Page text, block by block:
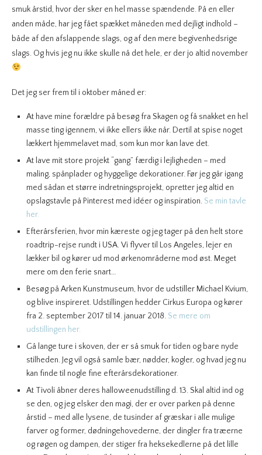
smuk årstid, hvor der sker en hel masse spændende. På en eller
anden måde, har jeg fået spækket måneden med dejligt indhold –
både af den afslappende slags, og af den mere begivenhedsrige
slags. Og hvis jeg nu ikke skulle nå det hele, er der jo altid november
Det jeg ser frem til i oktober måned er:
At have mine forældre på besøg fra Skagen og få snakket en hel
masse ting igennem, vi ikke ellers ikke når. Dertil at spise noget
lækkert hjemmelavet mad, som kun mor kan lave det.
At lave mit store projekt “gang” færdig i lejligheden – med
maling, spånplader og hyggelige dekorationer. Før jeg går igang
med sådan et større indretningsprojekt, opretter jeg altid en
opslagstavle på Pinterest med idéer og inspiration. Se min tavle
her.
Efterårsferien, hvor min kæreste og jeg tager på den helt store
roadtrip-rejse rundt i USA. Vi flyver til Los Angeles, lejer en
lækker bil og kører ud mod ørkenområderne mod øst. Meget
mere om den ferie snart…
Besøg på Arken Kunstmuseum, hvor de udstiller Michael Kvium,
og blive inspireret. Udstillingen hedder Cirkus Europa og kører
fra 2. september 2017 til 14. januar 2018. Se mere om
udstillingen her.
Gå lange ture i skoven, der er så smuk for tiden og bare nyde
stilheden. Jeg vil også samle bær, nødder, kogler, og hvad jeg nu
kan finde til nogle fine efterårsdekorationer.
At Tivoli åbner deres halloweenudstilling d. 13. Skal altid ind og
se den, og jeg elsker den magi, der er over parken på denne
årstid – med alle lysene, de tusinder af græskar i alle mulige
farver og former, dødningehovederne, der dingler fra træerne
og røgen og dampen, der stiger fra heksekedlerne på det lille